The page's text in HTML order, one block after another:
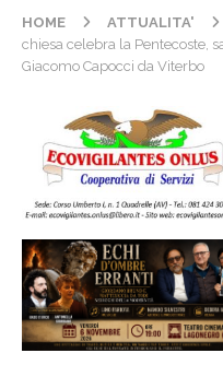
HOME ATTUALITA'
chiesa celebra la Pentecoste,
Giacomo Capocci da Viterbo